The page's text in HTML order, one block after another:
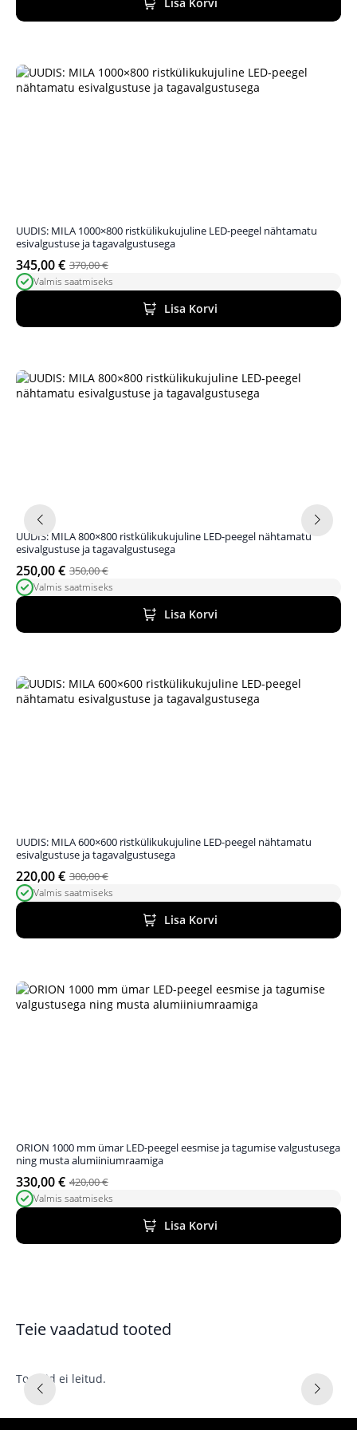
390,00 €.
300,00 €.
UUDIS: MILA 1000×800 ristkülikukujuline LED-peegel nähtamatu
esivalgustuse ja tagavalgustusega
370,00€
Algne
hind
oli:
370,00 €.
345,00€
Praegune
hind
on:
345,00 €.
Valmis saatmiseks
Lisa Korvi
UUDIS: MILA 800×800 ristkülikukujuline LED-peegel nähtamatu
esivalgustuse ja tagavalgustusega
350,00€
Algne
hind
oli:
350,00 €.
250,00€
Praegune
hind
on:
250,00 €.
Valmis saatmiseks
Lisa Korvi
UUDIS: MILA 600×600 ristkülikukujuline LED-peegel nähtamatu
esivalgustuse ja tagavalgustusega
300,00€
Algne
hind
oli:
300,00 €.
220,00€
Praegune
hind
on:
220,00 €.
Valmis saatmiseks
Lisa Korvi
ORION 1000 mm ümar LED-peegel eesmise ja tagumise valgustusega
ning musta alumiiniumraamiga
420,00€
Algne
hind
oli:
420,00 €.
330,00€
Praegune
hind
on:
330,00 €.
Valmis saatmiseks
Lisa Korvi
Teie vaadatud tooted
Tooteid ei leitud.